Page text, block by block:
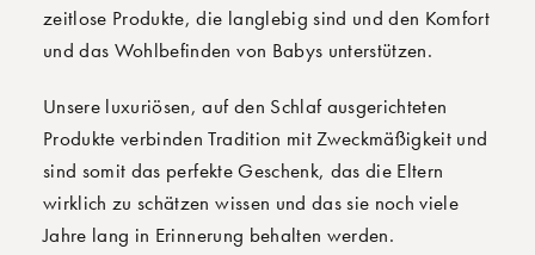
zeitlose Produkte, die langlebig sind und den Komfort
und das Wohlbefinden von Babys unterstützen.
Unsere luxuriösen, auf den Schlaf ausgerichteten
Produkte verbinden Tradition mit Zweckmäßigkeit und
sind somit das perfekte Geschenk, das die Eltern
wirklich zu schätzen wissen und das sie noch viele
Jahre lang in Erinnerung behalten werden.